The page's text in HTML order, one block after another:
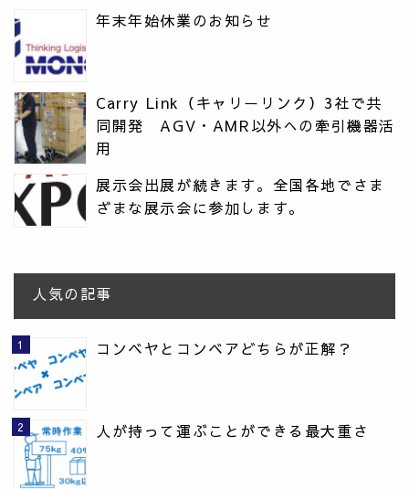
年末年始休業のお知らせ
Carry Link（キャリーリンク）3社で共
同開発 AGV・AMR以外への牽引機器活
用
展示会出展が続きます。全国各地でさま
ざまな展示会に参加します。
人気の記事
コンベヤとコンベアどちらが正解？
人が持って運ぶことができる最大重さ